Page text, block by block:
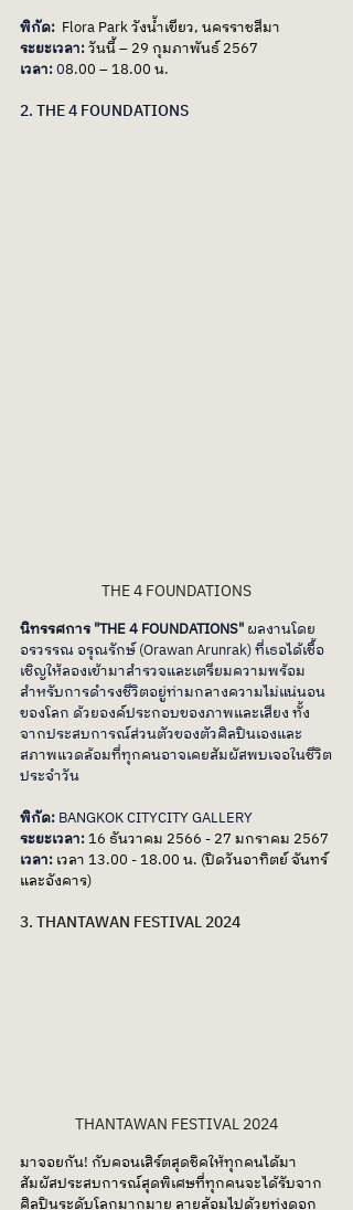
พิกัด: Flora Park วังน้ำเขียว, นครราชสีมา
ระยะเวลา: วันนี้ – 29 กุมภาพันธ์ 2567
เวลา: 08.00 – 18.00 น.
2. THE 4 FOUNDATIONS
THE 4 FOUNDATIONS
นิทรรศการ "THE 4 FOUNDATIONS" ผลงานโดย
อรวรรณ อรุณรักษ์ (Orawan Arunrak) ที่เธอได้เชื้อ
เชิญให้ลองเข้ามาสำรวจและเตรียมความพร้อม
สำหรับการดำรงชีวิตอยู่ท่ามกลางความไม่แน่นอน
ของโลก ด้วยองค์ประกอบของภาพและเสียง ทั้ง
จากประสบการณ์ส่วนตัวของตัวศิลปินเองและ
สภาพแวดล้อมที่ทุกคนอาจเคยสัมผัสพบเจอในชีวิต
ประจำวัน
พิกัด: BANGKOK CITYCITY GALLERY
ระยะเวลา: 16 ธันวาคม 2566 - 27 มกราคม 2567
เวลา: เวลา 13.00 - 18.00 น. (ปิดวันอาทิตย์ จันทร์
และอังคาร)
3. THANTAWAN FESTIVAL 2024
THANTAWAN FESTIVAL 2024
มาจอยกัน! กับคอนเสิร์ตสุดชิคให้ทุกคนได้มา
สัมผัสประสบการณ์สุดพิเศษที่ทุกคนจะได้รับจาก
ศิลปินระดับโลกมากมาย ลายล้อมไปด้วยทุ่งดอก